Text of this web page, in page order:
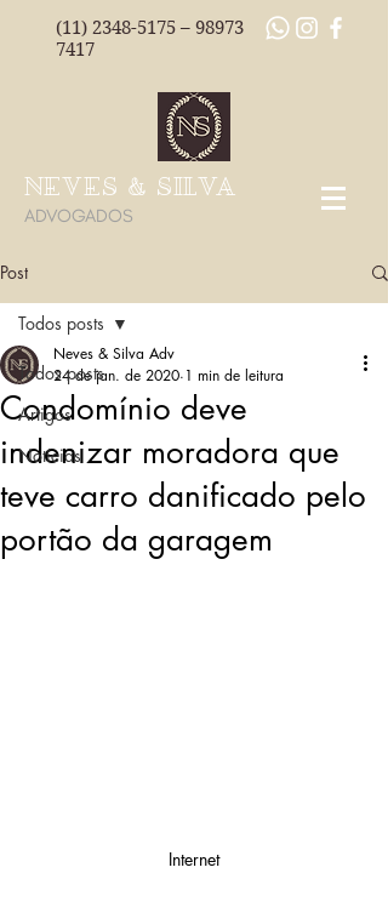
(11) 2348-5175 – 98973
7417
NEVES & SILVA
ADVOGADOS
Post
Todos posts
Artigos
Notícias
Todos posts
Condomínio deve
indenizar moradora que
teve carro danificado pelo
portão da garagem
Neves & Silva Adv
24 de jan. de 2020 1 min de leitura
Internet